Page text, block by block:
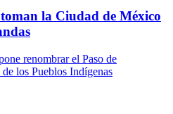
la Ciudad de México